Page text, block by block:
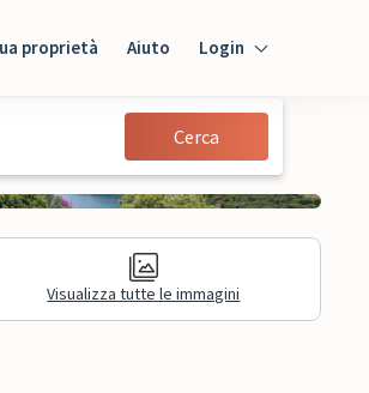
proprietà Aiuto Login
Ospiti
Cerca
Visualizza tutte le immagini